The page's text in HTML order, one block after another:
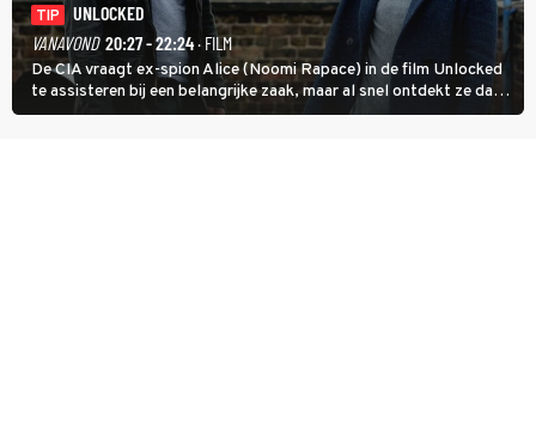
TIP
UNLOCKED
VANAVOND 20:27 - 22:24· FILM
De CIA vraagt ex-spion Alice (Noomi Rapace) in de film Unlocked
te assisteren bij een belangrijke zaak, maar al snel ontdekt ze dat
degene die haar aanstelde kwade bedoelingen heeft.